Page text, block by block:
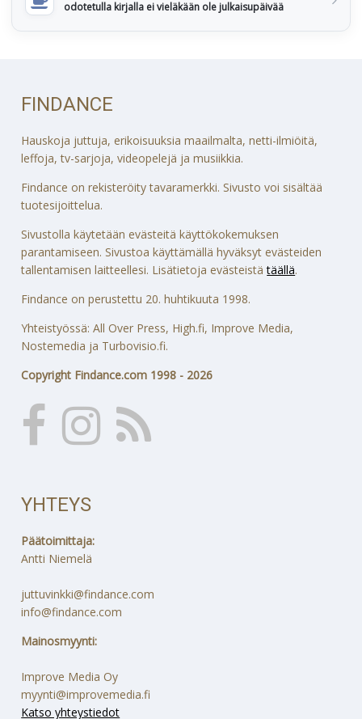
odotetulla kirjalla ei vieläkään ole julkaisupäivää
FINDANCE
Hauskoja juttuja, erikoisuuksia maailmalta, netti-ilmiöitä,
leffoja, tv-sarjoja, videopelejä ja musiikkia.
Findance on rekisteröity tavaramerkki. Sivusto voi sisältää
tuotesijoittelua.
Sivustolla käytetään evästeitä käyttökokemuksen
parantamiseen. Sivustoa käyttämällä hyväksyt evästeiden
tallentamisen laitteellesi. Lisätietoja evästeistätäällä.
Findance on perustettu 20. huhtikuuta 1998.
Yhteistyössä: All Over Press, High.fi, Improve Media,
Nostemedia ja Turbovisio.fi.
Copyright Findance.com 1998 - 2026
YHTEYS
Päätoimittaja:
Antti Niemelä
juttuvinkki@findance.com
info@findance.com
Mainosmyynti:
Improve Media Oy
myynti@improvemedia.fi
Katso yhteystiedot